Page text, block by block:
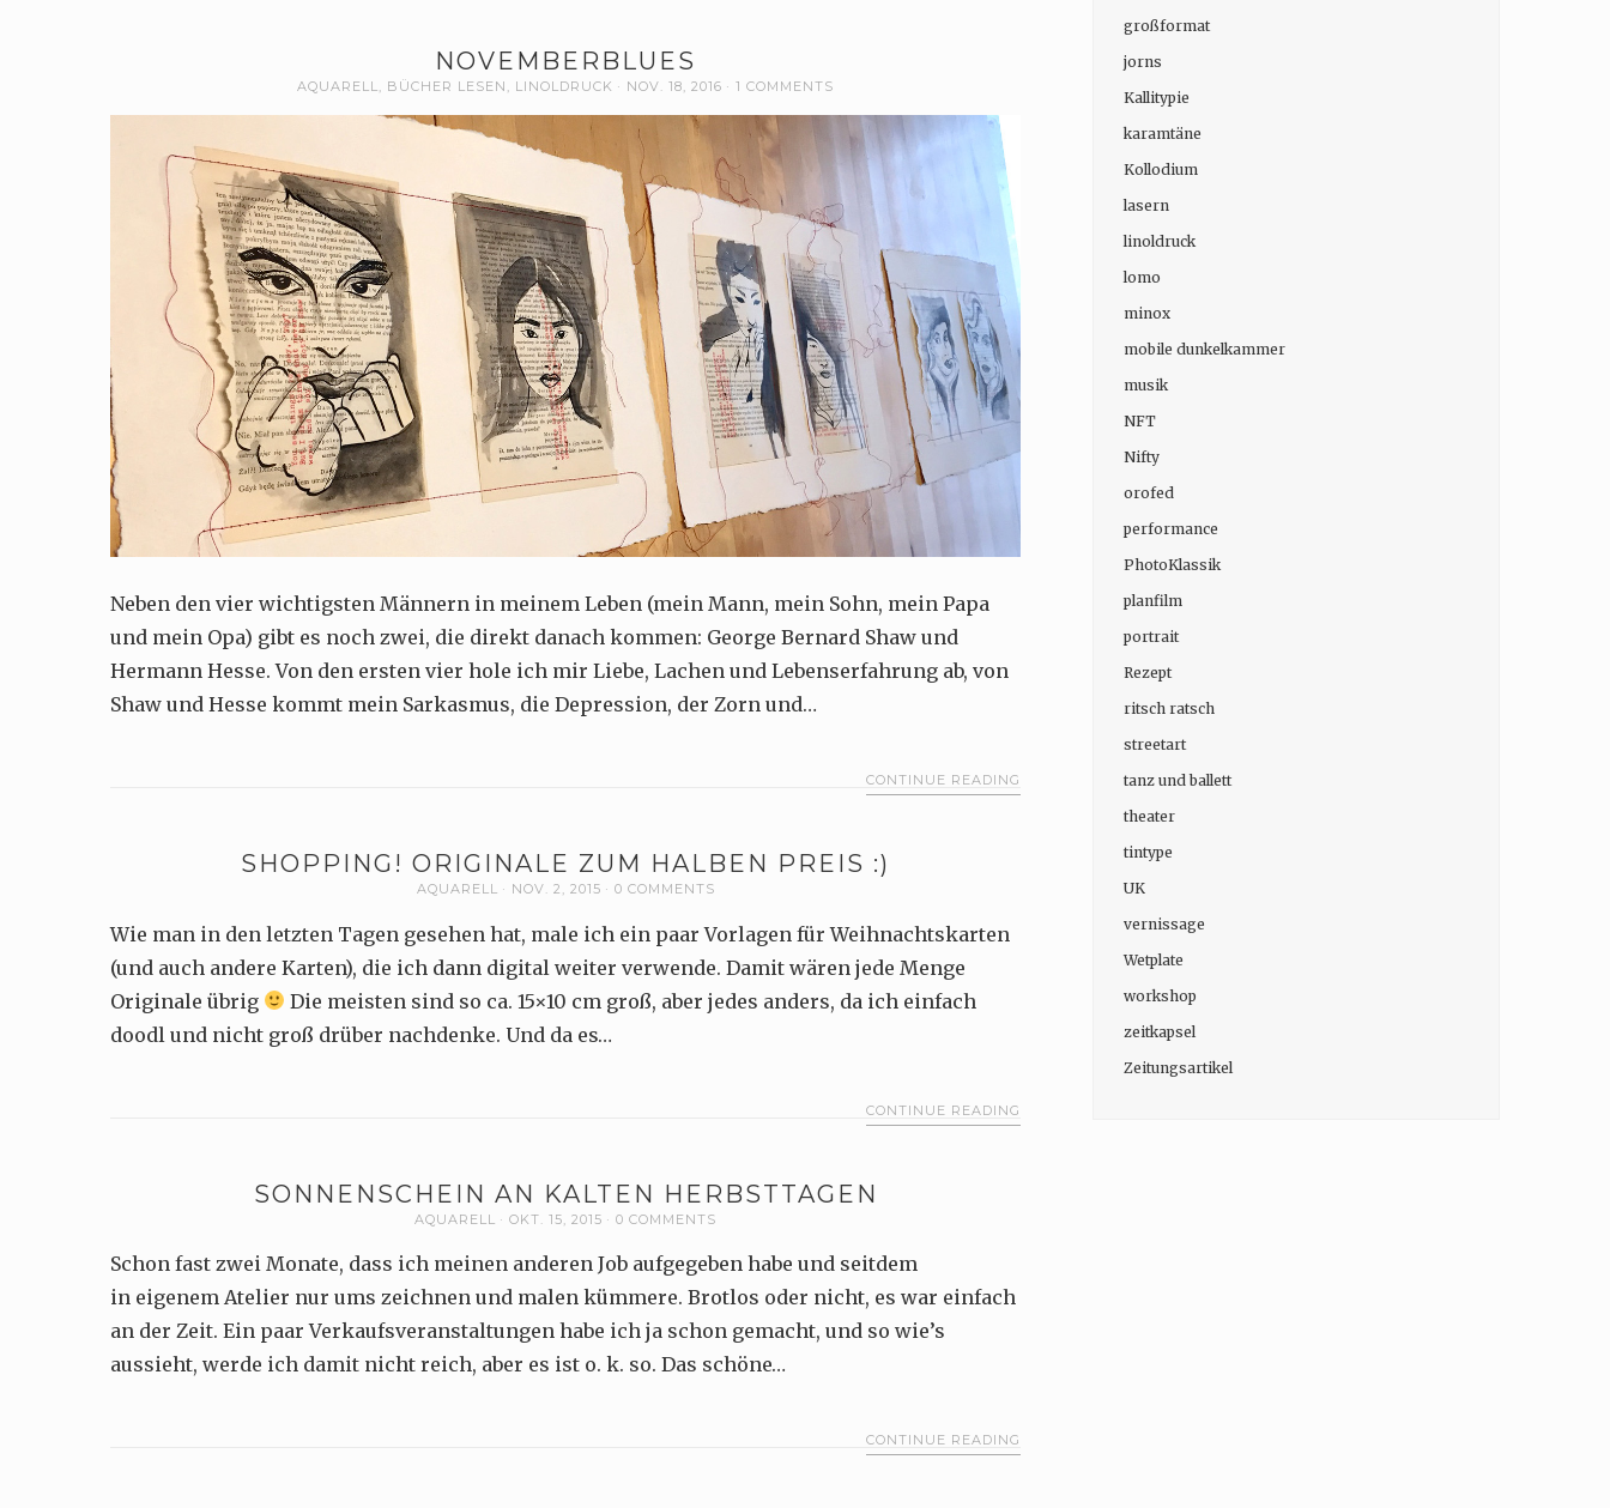
NOVEMBERBLUES
AQUARELL, BÜCHER LESEN , LINOLDRUCK NOV. 18, 2016 1 COMMENTS
Neben den vier wichtigsten Männern in meinem Leben (mein Mann, mein Sohn, mein Papa
und mein Opa) gibt es noch zwei, die direkt danach kommen: George Bernard Shaw und
Hermann Hesse. Von den ersten vier hole ich mir Liebe, Lachen und Lebenserfahrung ab, von
Shaw und Hesse kommt mein Sarkasmus, die Depression, der Zorn und…
CONTINUE READING
SHOPPING! ORIGINALE ZUM HALBEN PREIS :)
AQUARELL NOV. 2, 2015 0 COMMENTS
Wie man in den letzten Tagen gesehen hat, male ich ein paar Vorlagen für Weihnachtskarten
(und auch andere Karten), die ich dann digital weiter verwende. Damit wären jede Menge
Originale übrig
Die meisten sind so ca. 15×10 cm groß, aber jedes anders, da ich einfach
doodl und nicht groß drüber nachdenke. Und da es…
CONTINUE READING
SONNENSCHEIN AN KALTEN HERBSTTAGEN
AQUARELL OKT. 15, 2015 0 COMMENTS
Schon fast zwei Monate, dass ich meinen anderen Job aufgegeben habe und seitdem
in eigenem Atelier nur ums zeichnen und malen kümmere. Brotlos oder nicht, es war einfach
an der Zeit. Ein paar Verkaufsveranstaltungen habe ich ja schon gemacht, und so wie’s
aussieht, werde ich damit nicht reich, aber es ist o. k. so. Das schöne…
CONTINUE READING
großformat
jorns
Kallitypie
karamtäne
Kollodium
lasern
linoldruck
lomo
minox
mobile dunkelkammer
musik
NFT
Nifty
orofed
performance
PhotoKlassik
planfilm
portrait
Rezept
ritsch ratsch
streetart
tanz und ballett
theater
tintype
UK
vernissage
Wetplate
workshop
zeitkapsel
Zeitungsartikel